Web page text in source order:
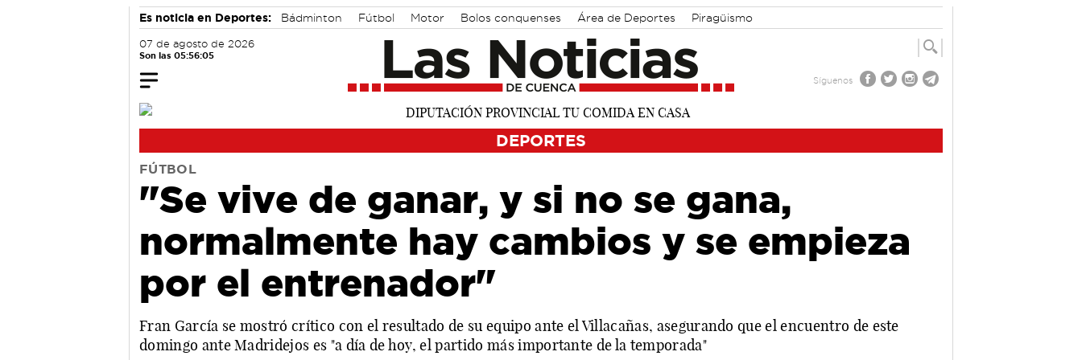
Es noticia en Deportes: Bádminton Fútbol Motor Bolos conquenses Área de Deportes Piragüismo
07 de agosto de 2026
Son las 05:56:06
Síguenos
DEPORTES
FÚTBOL
"Se vive de ganar, y si no se gana,
normalmente hay cambios y se empieza
por el entrenador"
Fran García se mostró crítico con el resultado de su equipo ante el Villacañas, asegurando que el encuentro de este
domingo ante Madridejos es "a día de hoy, el partido más importante de la temporada"